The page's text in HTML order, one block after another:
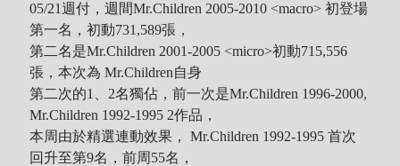
05/21週付，週間Mr.Children 2005-2010 <macro> 初登場
第一名，初動731,589張，
第二名是Mr.Children 2001-2005 <micro>初動715,556
張，本次為 Mr.Children自身
第二次的1、2名獨佔，前一次是Mr.Children 1996-2000,
Mr.Children 1992-1995 2作品，
本周由於精選連動效果， Mr.Children 1992-1995 首次
回升至第9名，前周55名，